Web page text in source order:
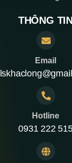
THÔNG TIN
Email
Hotline
0931 222